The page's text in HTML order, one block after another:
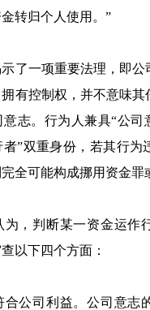
转归个人使用。”
了一项重要法理，即公
有控制权，并不意味
志。行为人兼具“公司
”双重身份，若其行为
全可能构成挪用资金罪
为，判断某一资金运作
以下四个方面：
合公司利益。公司意志